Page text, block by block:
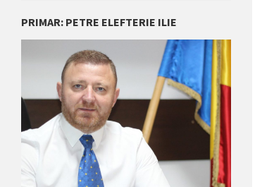
PRIMAR: PETRE ELEFTERIE ILIE